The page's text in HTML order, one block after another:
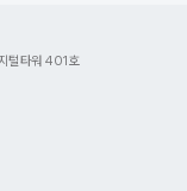
털타워 401호